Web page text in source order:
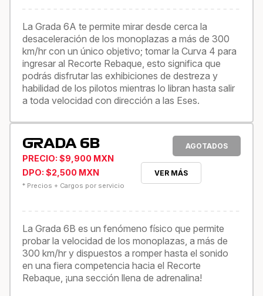
La Grada 6A te permite mirar desde cerca la
desaceleración de los monoplazas a más de 300
km/hr con un único objetivo; tomar la Curva 4 para
ingresar al Recorte Rebaque, esto significa que
podrás disfrutar las exhibiciones de destreza y
habilidad de los pilotos mientras lo libran hasta salir
a toda velocidad con dirección a las Eses.
GRADA 6B
PRECIO: $9,900 MXN
DPO: $2,500 MXN
* Precios + Cargos por servicio
AGOTADOS
VER MÁS
La Grada 6B es un fenómeno físico que permite
probar la velocidad de los monoplazas, a más de
300 km/hr y dispuestos a romper hasta el sonido
en una fiera competencia hacia el Recorte
Rebaque, ¡una sección llena de adrenalina!